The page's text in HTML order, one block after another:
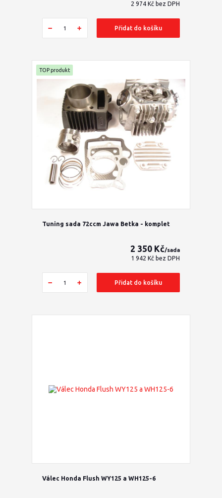
2 974 Kč bez DPH
Přidat do košíku
TOP produkt
Tuning sada 72ccm Jawa Betka - komplet
2 350 Kč/sada
1 942 Kč bez DPH
Přidat do košíku
Válec Honda Flush WY125 a WH125-6